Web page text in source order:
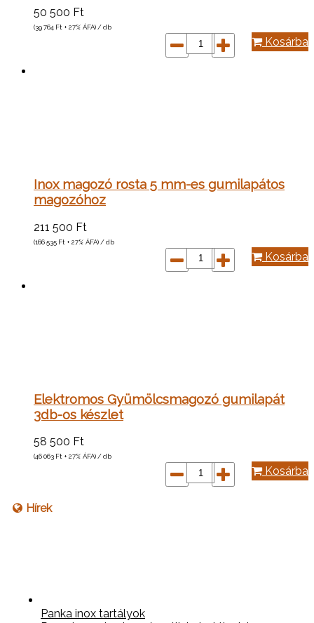
50 500 Ft
(39 764 Ft + 27% ÁFA) / db
Kosárba
Inox magozó rosta 5 mm-es gumilapátos
magozóhoz
211 500 Ft
(166 535 Ft + 27% ÁFA) / db
Kosárba
Elektromos Gyümölcsmagozó gumilapát
3db-os készlet
58 500 Ft
(46 063 Ft + 27% ÁFA) / db
Kosárba
Hírek
Panka inox tartályok